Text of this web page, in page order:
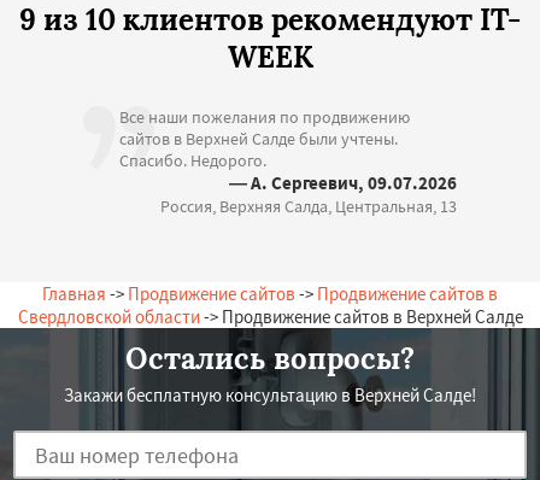
9 из 10 клиентов рекомендуют IT-
WEEK
Все наши пожелания по продвижению
сайтов в Верхней Салде были учтены.
Спасибо. Недорого.
— А. Сергеевич, 09.07.2026
Россия, Верхняя Салда, Центральная, 13
Главная -> Продвижение сайтов -> Продвижение сайтов в
Свердловской области-> Продвижение сайтов в Верхней Салде
Остались вопросы?
Закажи бесплатную консультацию в Верхней Салде!